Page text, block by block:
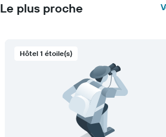
Le plus proche
Hôtel 1 étoile(s)